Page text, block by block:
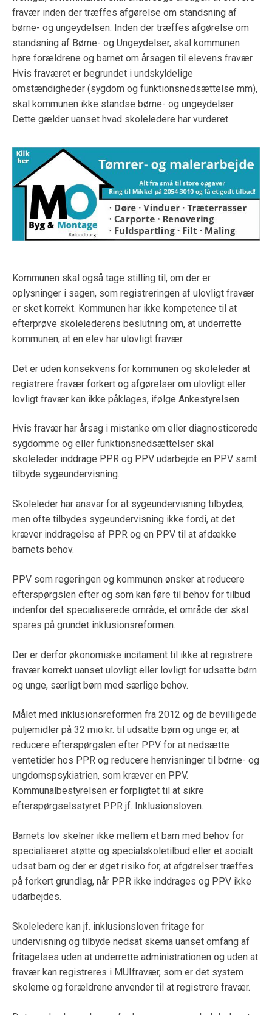
fravær inden der træffes afgørelse om standsning af
børne- og ungeydelsen. Inden der træffes afgørelse om
standsning af Børne- og Ungeydelser, skal kommunen
høre forældrene og barnet om årsagen til elevens fravær.
Hvis fraværet er begrundet i undskyldelige
omstændigheder (sygdom og funktionsnedsættelse mm),
skal kommunen ikke standse børne- og ungeydelser.
Dette gælder uanset hvad skoleledere har vurderet.
Kommunen skal også tage stilling til, om der er
oplysninger i sagen, som registreringen af ulovligt fravær
er sket korrekt. Kommunen har ikke kompetence til at
efterprøve skolelederens beslutning om, at underrette
kommunen, at en elev har ulovligt fravær.
Det er uden konsekvens for kommunen og skoleleder at
registrere fravær forkert og afgørelser om ulovligt eller
lovligt fravær kan ikke påklages, ifølge Ankestyrelsen.
Hvis fravær har årsag i mistanke om eller diagnosticerede
sygdomme og eller funktionsnedsættelser skal
skoleleder inddrage PPR og PPV udarbejde en PPV samt
tilbyde sygeundervisning.
Skoleleder har ansvar for at sygeundervisning tilbydes,
men ofte tilbydes sygeundervisning ikke fordi, at det
kræver inddragelse af PPR og en PPV til at afdække
barnets behov.
PPV som regeringen og kommunen ønsker at reducere
efterspørgslen efter og som kan føre til behov for tilbud
indenfor det specialiserede område, et område der skal
spares på grundet inklusionsreformen.
Der er derfor økonomiske incitament til ikke at registrere
fravær korrekt uanset ulovligt eller lovligt for udsatte børn
og unge, særligt børn med særlige behov.
Målet med inklusionsreformen fra 2012 og de bevilligede
puljemidler på 32 mio.kr. til udsatte børn og unge er, at
reducere efterspørgslen efter PPV for at nedsætte
ventetider hos PPR og reducere henvisninger til børne- og
ungdomspsykiatrien, som kræver en PPV.
Kommunalbestyrelsen er forpligtet til at sikre
efterspørgselsstyret PPR jf. Inklusionsloven.
Barnets lov skelner ikke mellem et barn med behov for
specialiseret støtte og specialskoletilbud eller et socialt
udsat barn og der er øget risiko for, at afgørelser træffes
på forkert grundlag, når PPR ikke inddrages og PPV ikke
udarbejdes.
Skoleledere kan jf. inklusionsloven fritage for
undervisning og tilbyde nedsat skema uanset omfang af
fritagelses uden at underrette administrationen og uden at
fravær kan registreres i MUIfravær, som er det system
skolerne og forældrene anvender til at registrere fravær.